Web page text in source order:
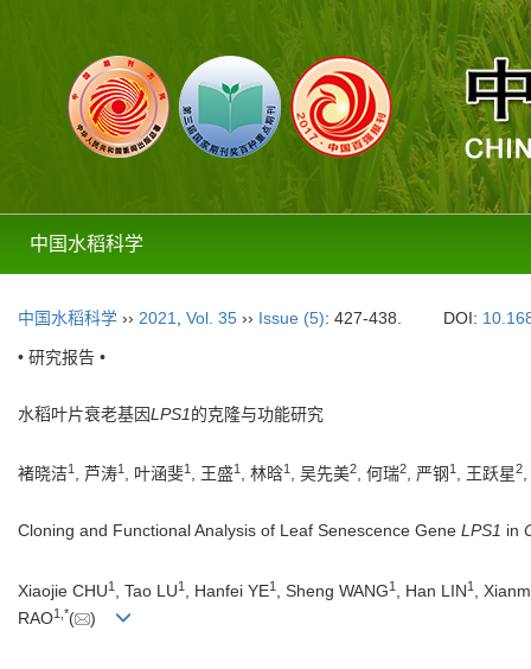
中国水稻科学
中国水稻科学 ›› 2021 Vol. 35 ›› Issue (5): 427-438. DOI:
• 研究报告 •
水稻叶片衰老基因LPS1的克隆与功能研究
褚晓洁1 , 芦涛1 , 叶涵斐1 , 王盛1 , 林晗1 , 吴先美2, 何瑞2, 严钢 1 , 王跃星2
Cloning and Functional Analysis of Leaf Senescence Gene LPS1 in
Xiaojie CHU1 , Tao LU1 , Hanfei YE1 , Sheng WANG1 , Han LIN1
,
RAO1, *( )